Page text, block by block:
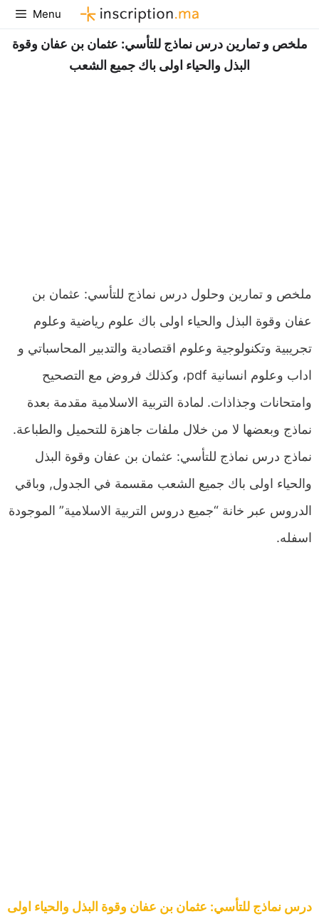
Aller
au
contenu
Menu
ملخص و تمارين درس نماذج للتأسي: عثمان بن عفان وقوة
البذل والحياء اولى باك جميع الشعب
ملخص و تمارين وحلول درس نماذج للتأسي: عثمان بن
عفان وقوة البذل والحياء اولى باك علوم رياضية وعلوم
تجريبية وتكنولوجية وعلوم اقتصادية والتدبير المحاسباتي و
اداب وعلوم انسانية pdf، وكذلك فروض مع التصحيح
وامتحانات وجذاذات. لمادة التربية الاسلامية مقدمة بعدة
نماذج وبعضها لا من خلال ملفات جاهزة للتحميل والطباعة.
نماذج درس نماذج للتأسي: عثمان بن عفان وقوة البذل
والحياء اولى باك جميع الشعب مقسمة في الجدول, وباقي
الدروس عبر خانة “جميع دروس التربية الاسلامية” الموجودة
اسفله.
درس نماذج للتأسي: عثمان بن عفان وقوة البذل والحياء اولى